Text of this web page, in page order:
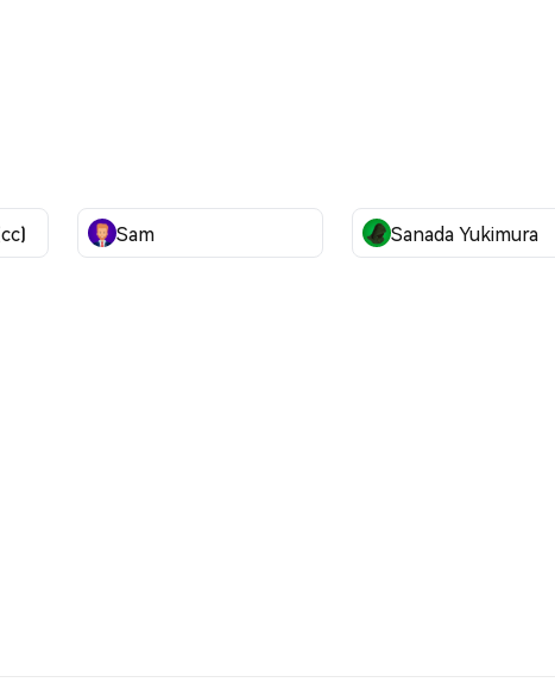
Sam Sanada Yukimura